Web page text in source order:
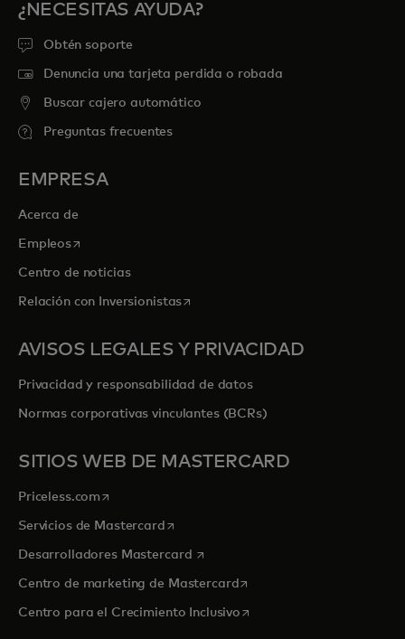
¿NECESITAS AYUDA?
Obtén soporte
Denuncia una tarjeta perdida o robada
Buscar cajero automático
Preguntas frecuentes
EMPRESA
Acerca de
Empleosse abre en una pestaña nueva
Centro de noticias
Relación con Inversionistasse abre en una pestaña nueva
AVISOS LEGALES Y PRIVACIDAD
Privacidad y responsabilidad de datos
Normas corporativas vinculantes (BCRs)
SITIOS WEB DE MASTERCARD
Priceless.com se abre en una pestaña nueva
Servicios de Mastercardse abre en una pestaña nueva
Desarrolladores Mastercard se abre en una pestaña nueva
Centro de marketing de Mastercardse abre en una pestaña
Centro para el Crecimiento Inclusivose abre en una pestaña